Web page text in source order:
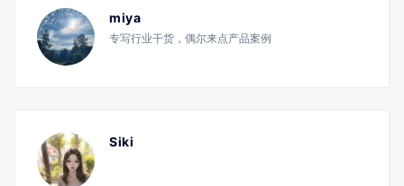
miya
专写行业干货，偶尔来点产品案例
Siki